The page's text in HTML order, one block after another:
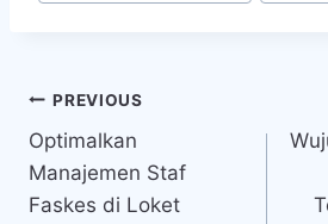
Navigasi
pos
PREVIOUS
Optimalkan
Manajemen Staf
Faskes di Loket